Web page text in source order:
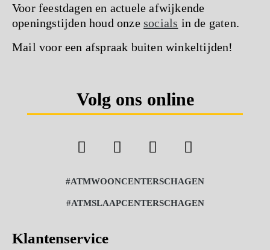
Voor feestdagen en actuele afwijkende
openingstijden houd onze socials in de gaten.
Mail voor een afspraak buiten winkeltijden!
Volg ons online
#ATMWOONCENTERSCHAGEN
#ATMSLAAPCENTERSCHAGEN
Klantenservice